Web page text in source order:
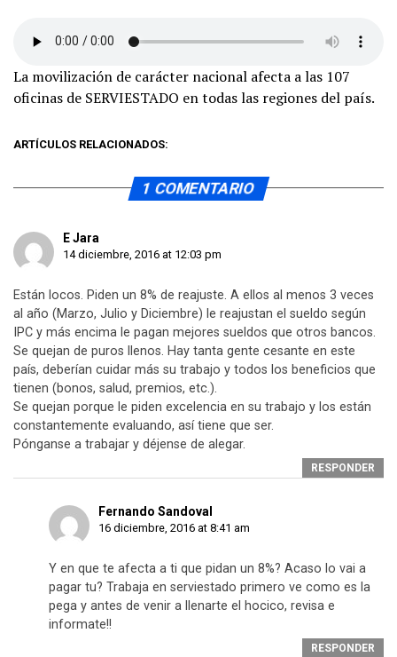
La movilización de carácter nacional afecta a las 107
oficinas de SERVIESTADO en todas las regiones del país.
ARTÍCULOS RELACIONADOS:
1 COMENTARIO
E Jara
14 diciembre, 2016 at 12:03 pm
Están locos. Piden un 8% de reajuste. A ellos al menos 3 veces
al año (Marzo, Julio y Diciembre) le reajustan el sueldo según
IPC y más encima le pagan mejores sueldos que otros bancos.
Se quejan de puros llenos. Hay tanta gente cesante en este
país, deberían cuidar más su trabajo y todos los beneficios que
tienen (bonos, salud, premios, etc.).
Se quejan porque le piden excelencia en su trabajo y los están
constantemente evaluando, así tiene que ser.
Pónganse a trabajar y déjense de alegar.
RESPONDER
Fernando Sandoval
16 diciembre, 2016 at 8:41 am
Y en que te afecta a ti que pidan un 8%? Acaso lo vai a
pagar tu? Trabaja en serviestado primero ve como es la
pega y antes de venir a llenarte el hocico, revisa e
informate!!
RESPONDER